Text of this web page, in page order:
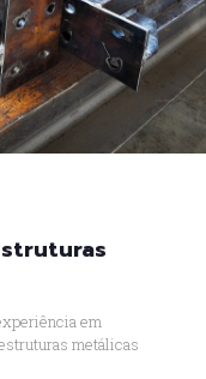
em
metálicas